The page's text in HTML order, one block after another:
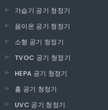
가습기 공기 청정기
음이온 공기 청정기
소형 공기 청정기
TVOC 공기 청정기
HEPA 공기 청정기
홈 공기 청정기
UVC 공기 청정기